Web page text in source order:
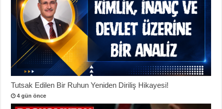
Tutsak Edilen Bir Ruhun Yeniden Diriliş Hikayesi!
4 gün önce